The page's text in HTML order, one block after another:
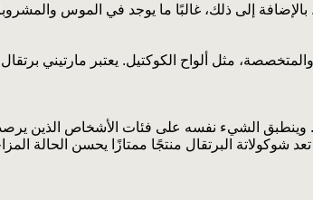
بالإضافة إلى ذلك، غالبًا ما يوجد في الموس
مثل ألواح الكوكتيل. يعتبر مارتيني
وينطبق الشيء نفسه على فئات الأشخاص الذين
البرتقال منتجًا ممتازًا يحسن الحالة